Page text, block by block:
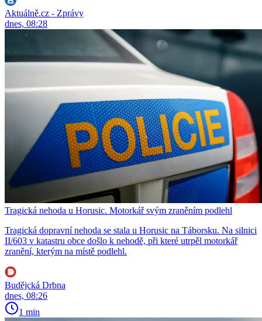
Aktuálně.cz - Zprávy
dnes, 08:28
Tragická nehoda u Horusic. Motorkář svým zraněním podlehl
Tragická dopravní nehoda se stala u Horusic na Táborsku. Na silnici
II/603 v katastru obce došlo k nehodě, při které utrpěl motorkář
zranění, kterým na místě podlehl.
Budějcká Drbna
dnes, 08:26
1 min